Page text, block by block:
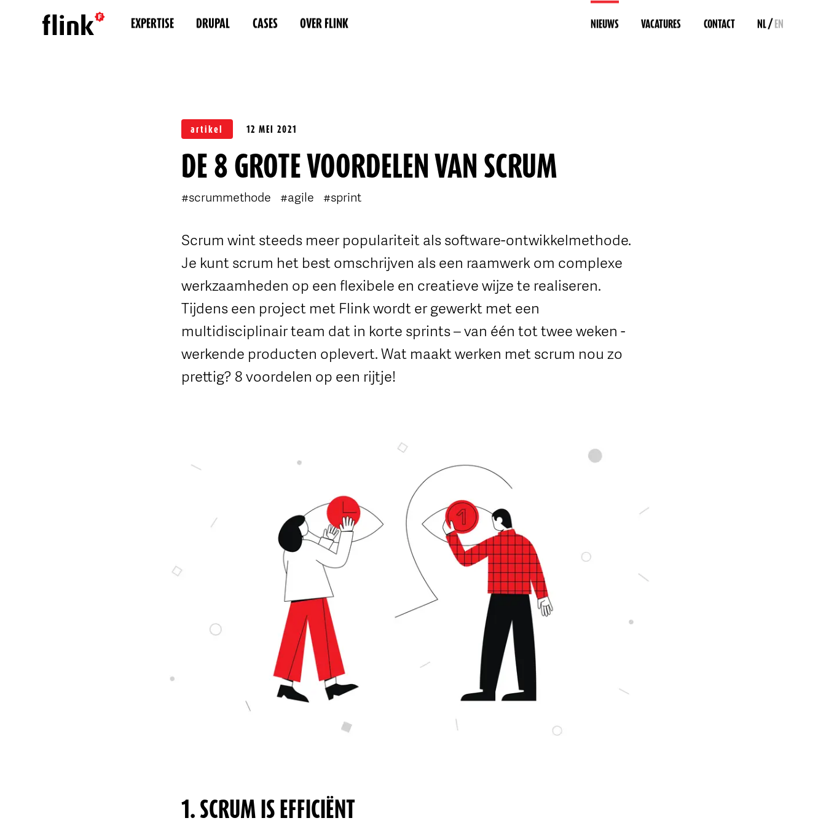
EXPERTISE DRUPAL CASES OVER FLINK NIEUWS VACATURES CONTACT NL/EN
artikel 12 MEI 2021
DE 8 GROTE VOORDELEN VAN SCRUM
#scrummethode #agile #sprint
Scrum wint steeds meer populariteit als software-ontwikkelmethode.
Je kunt scrum het best omschrijven als een raamwerk om complexe
werkzaamheden op een flexibele en creatieve wijze te realiseren.
Tijdens een project met Flink wordt er gewerkt met een
multidisciplinair team dat in korte sprints – van één tot twee weken -
werkende producten oplevert. Wat maakt werken met scrum nou zo
prettig? 8 voordelen op een rijtje!
1. SCRUM IS EFFICIËNT